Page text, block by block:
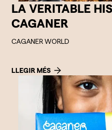
LA VERITABLE
CAGANER
CAGANER WORLD
LLEGIR MÉS